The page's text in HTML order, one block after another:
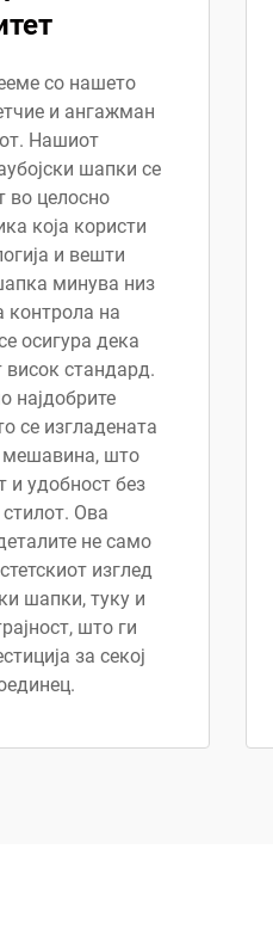
со нашето
и ангажман
Нашиот
шапки се
во целосно
која користи
и вешти
минува низ
контрола на
осигура дека
стандард.
најдобрите
се изгладената
мешавина, што
и удобност без
Ова
не само
изглед
шапки, туку и
што ги
за секој